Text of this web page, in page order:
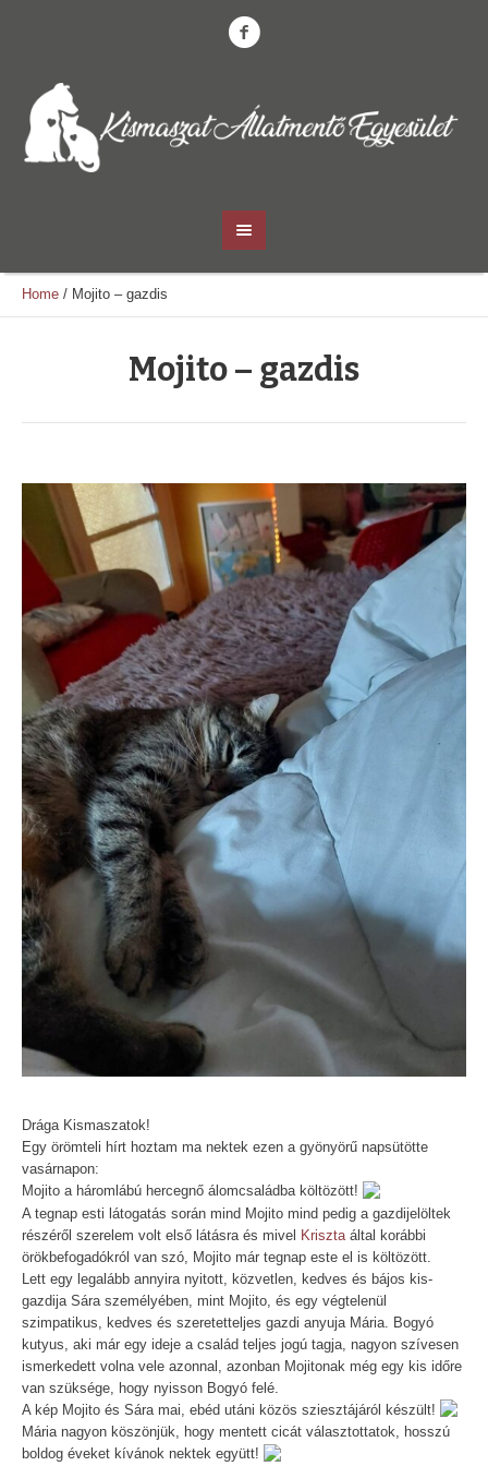
Home / Mojito – gazdis
Mojito – gazdis
Drága Kismaszatok!
Egy örömteli hírt hoztam ma nektek ezen a gyönyörű napsütötte
vasárnapon:
Mojito a háromlábú hercegnő álomcsaládba költözött!
A tegnap esti látogatás során mind Mojito mind pedig a gazdijelöltek
részéről szerelem volt első látásra és mivel Kriszta által korábbi
örökbefogadókról van szó, Mojito már tegnap este el is költözött.
Lett egy legalább annyira nyitott, közvetlen, kedves és bájos kis-
gazdija Sára személyében, mint Mojito, és egy végtelenül
szimpatikus, kedves és szeretetteljes gazdi anyuja Mária. Bogyó
kutyus, aki már egy ideje a család teljes jogú tagja, nagyon szívesen
ismerkedett volna vele azonnal, azonban Mojitonak még egy kis időre
van szüksége, hogy nyisson Bogyó felé.
A kép Mojito és Sára mai, ebéd utáni közös sziesztájáról készült!
Mária nagyon köszönjük, hogy mentett cicát választottatok, hosszú
boldog éveket kívánok nektek együtt!